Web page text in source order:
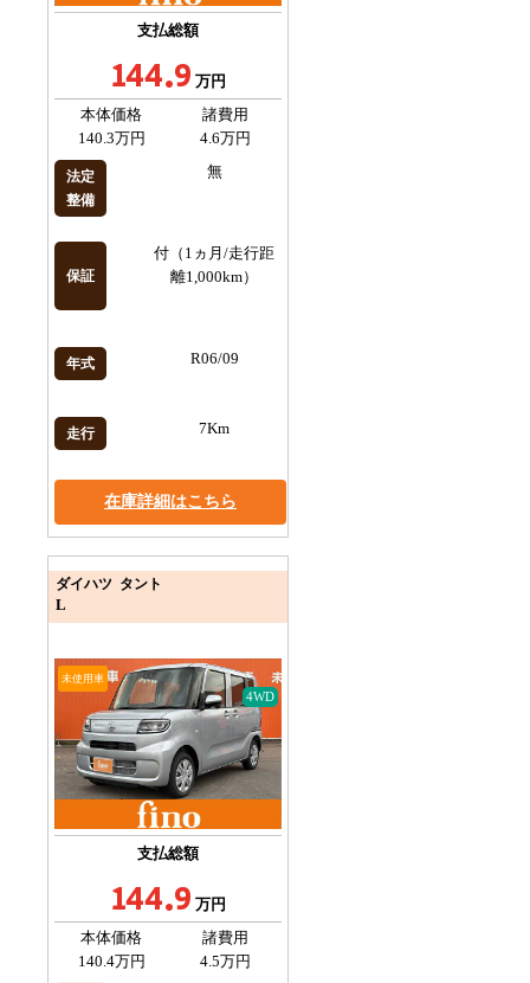
支払総額
144.9 万円
本体価格
140.3万円
諸費用
4.6万円
法定
整備
無
保証
付（1ヵ月/走行距
離1,000km）
年式 R06/09
走行 7Km
在庫詳細はこちら
ダイハツ タント
L
未使用車
4WD
支払総額
144.9 万円
本体価格
140.4万円
諸費用
4.5万円